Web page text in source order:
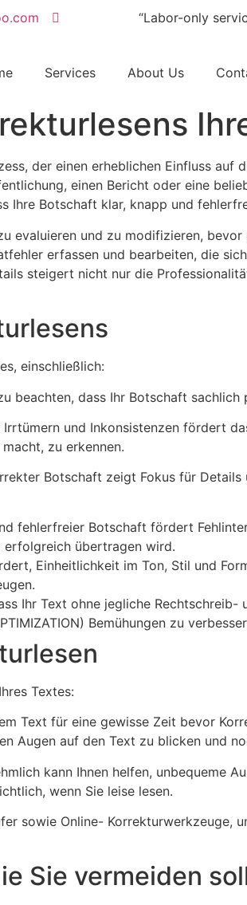
“Labor-only
Services About Us
der einen erheblichen Einfluss auf
einen Bericht oder eine
Ihre Botschaft klar, knapp und
evaluieren und zu modifizieren,
erfassen und bearbeiten, die
steigert nicht nur die
einschließlich:
beachten, dass Ihr Botschaft
und Inkonsistenzen fördert
zu erkennen.
Botschaft zeigt Fokus für
fehlerfreier Botschaft fördert
erfolgreich übertragen wird.
Einheitlichkeit im Ton, Stil und
Ihr Text ohne jegliche
Bemühungen zu
Textes:
Text für eine gewisse Zeit bevor
Augen auf den Text zu blicken und
kann Ihnen helfen, unbequeme
wenn Sie leise lesen.
sowie Online- Korrekturwerkzeuge,
Sie vermeiden